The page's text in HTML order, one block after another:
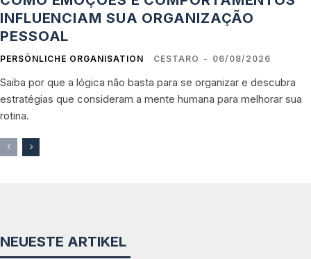
INFLUENCIAM SUA ORGANIZAÇÃO
PESSOAL
PERSÖNLICHE ORGANISATION CESTARO - 06/08/2026
Saiba por que a lógica não basta para se organizar e descubra
estratégias que consideram a mente humana para melhorar sua
rotina.
NEUESTE ARTIKEL